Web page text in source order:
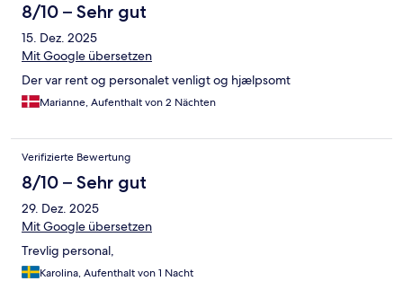
8/10 – Sehr gut
15. Dez. 2025
Mit Google übersetzen
Der var rent og personalet venligt og hjælpsomt
Marianne, Aufenthalt von 2 Nächten
Verifizierte Bewertung
8/10 – Sehr gut
29. Dez. 2025
Mit Google übersetzen
Trevlig personal,
Karolina, Aufenthalt von 1 Nacht